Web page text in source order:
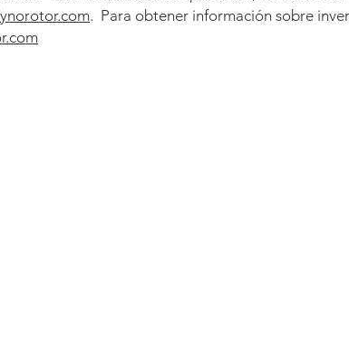
. Para obtener información sobre